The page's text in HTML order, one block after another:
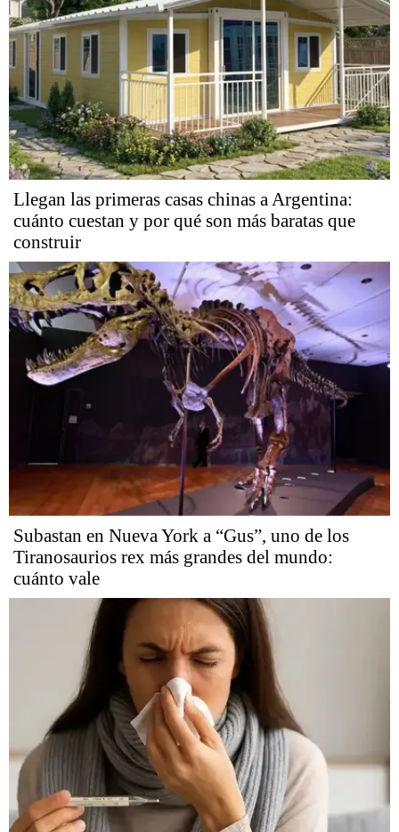
Llegan las primeras casas chinas a Argentina:
cuánto cuestan y por qué son más baratas que
construir
Subastan en Nueva York a “Gus”, uno de los
Tiranosaurios rex más grandes del mundo:
cuánto vale